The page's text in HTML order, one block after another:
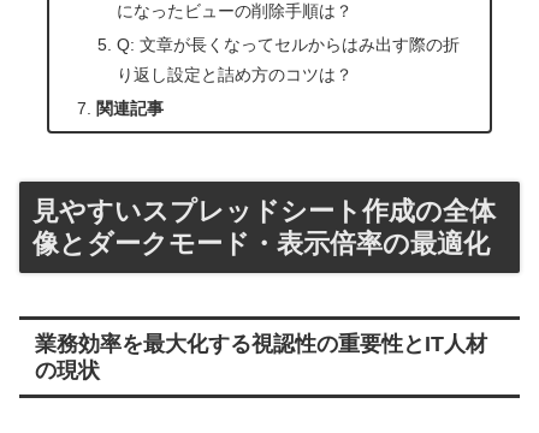
になったビューの削除手順は？
Q: 文章が長くなってセルからはみ出す際の折
り返し設定と詰め方のコツは？
関連記事
見やすいスプレッドシート作成の全体
像とダークモード・表示倍率の最適化
業務効率を最大化する視認性の重要性とIT人材
の現状